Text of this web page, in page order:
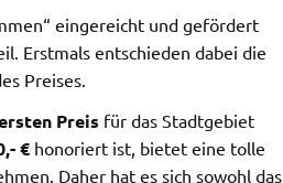
eingereicht und gefördert
Erstmals entschieden dabei die
Preises.
Preis für das Stadtgebiet
€ honoriert ist, bietet eine tolle
Daher hat es sich sowohl das